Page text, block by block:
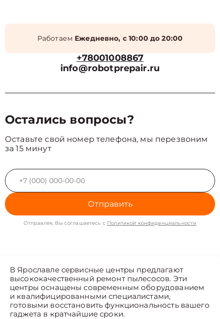
Работаем Ежедневно, с 10:00 до 20:00
+78001008867
info@robotprepair.ru
Остались вопросы?
Оставьте свой номер телефона, мы перезвоним
за 15 минут
Отправить
Отправляя, Вы соглашаетесь с Политикой конфиденциальности
В Ярославле сервисные центры предлагают
высококачественный ремонт пылесосов. Эти
центры оснащены современным оборудованием
и квалифицированными специалистами,
готовыми восстановить функциональность вашего
гаджета в кратчайшие сроки.